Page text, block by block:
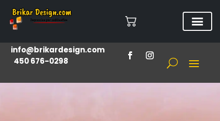
info@brikardesign.com
450 676-0298